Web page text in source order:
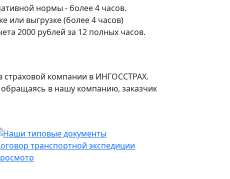
нормы - более 4 часов.
или выгрузке (более 4 часов)
2000 рублей за 12 полных часов.
страховой компании в ИНГОСCТРАХ.
в нашу компанию, заказчик
транспортной экспедиции